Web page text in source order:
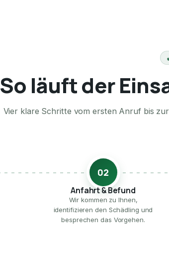
So läuft der
Vier klare Schritte vom ersten Anruf bis
02
Anfahrt & Befund
Wir kommen zu Ihnen,
identifizieren den Schädling und
besprechen das Vorgehen.